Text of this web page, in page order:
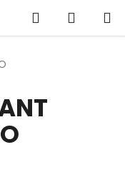
Hledat
KOŠÍK